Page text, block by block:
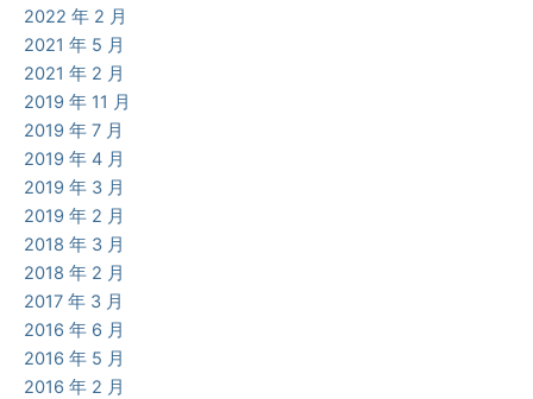
2022 年 2 月
2021 年 5 月
2021 年 2 月
2019 年 11 月
2019 年 7 月
2019 年 4 月
2019 年 3 月
2019 年 2 月
2018 年 3 月
2018 年 2 月
2017 年 3 月
2016 年 6 月
2016 年 5 月
2016 年 2 月